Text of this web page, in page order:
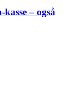
– også